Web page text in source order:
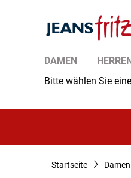
DAMEN
Bitte wählen Sie
Startseite Damen